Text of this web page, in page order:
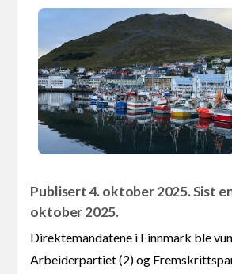
Publisert 4. oktober 2025. Sist
oktober 2025.
Direktemandatene i Finnmark ble
Arbeiderpartiet (2) og